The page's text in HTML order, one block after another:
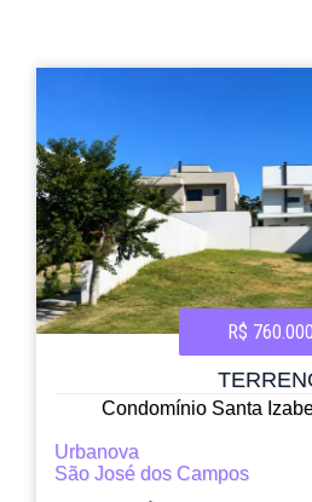
R$ 760.000
Condomínio Santa
Urbanova
São José dos Campos